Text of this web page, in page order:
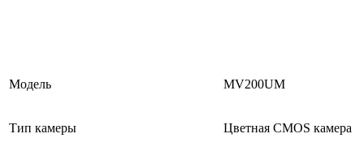
Модель MV200UM
Тип камеры Цветная CMOS камера